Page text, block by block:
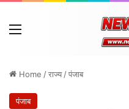
Menu
Home /राज्य /पंजाब
पंजाब